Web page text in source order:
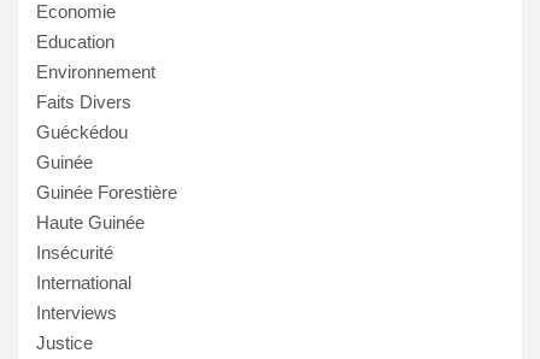
Economie
Education
Environnement
Faits Divers
Guéckédou
Guinée
Guinée Forestière
Haute Guinée
Insécurité
International
Interviews
Justice